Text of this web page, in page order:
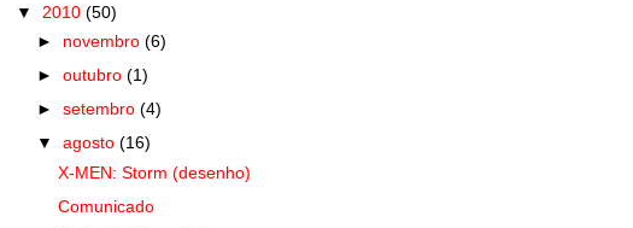
▼ 2010 (50)
► novembro (6)
► outubro (1)
► setembro (4)
▼ agosto (16)
X-MEN: Storm (desenho)
Comunicado